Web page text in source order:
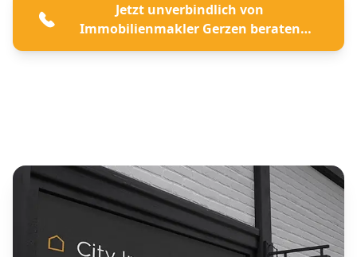
Jetzt unverbindlich von
Immobilienmakler Gerzen beraten
lassen